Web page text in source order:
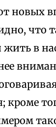
новых
что
в